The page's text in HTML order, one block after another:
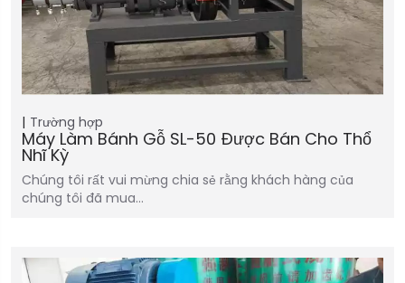
Trường hợp
Máy Làm Bánh Gỗ SL-50 Được Bán Cho Thổ
Nhĩ Kỳ
Chúng tôi rất vui mừng chia sẻ rằng khách hàng của
chúng tôi đã mua…